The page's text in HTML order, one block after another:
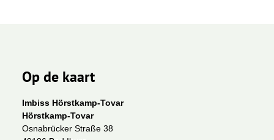
Op de kaart
Imbiss Hörstkamp-Tovar
Hörstkamp-Tovar
Osnabrücker Straße 38